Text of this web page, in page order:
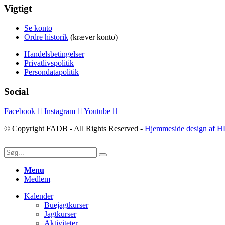
Vigtigt
Se konto
Ordre historik (kræver konto)
Handelsbetingelser
Privatlivspolitik
Persondatapolitik
Social
Facebook Instagram
Youtube
© Copyright FADB - All Rights Reserved - Hjemmeside design af
Menu
Medlem
Kalender
Buejagtkurser
Jagtkurser
Aktiviteter